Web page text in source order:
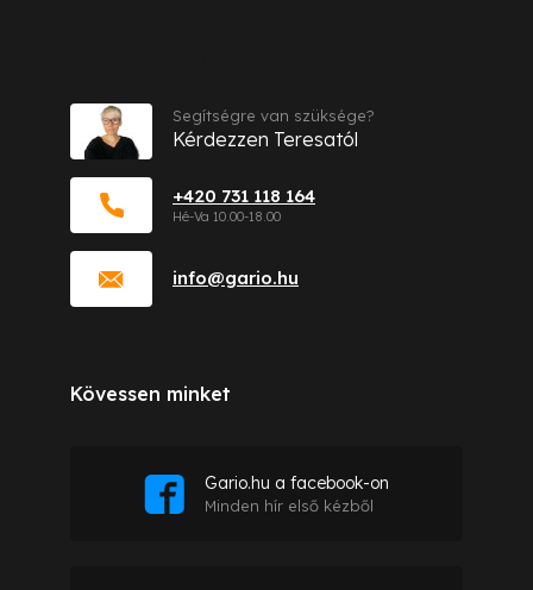
info@gario.hu
+420 731 118 164
Segítségre van szüksége?
Kérdezzen Teresatól
Kövessen minket
Gario.hu a facebook-on
Minden hír első kézből